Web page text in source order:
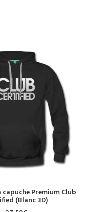
DES OPTIONSPremium Club
(Blanc 3D)